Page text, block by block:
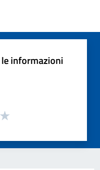
informazioni